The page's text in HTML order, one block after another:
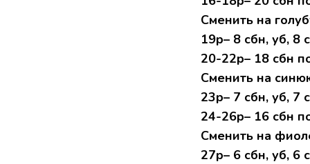
Сменить на
19р– 8 сбн, уб, 8
20-22р– 18 сбн
Сменить на
23р– 7 сбн, уб, 7
24-26р– 16 сбн
Сменить на
27р– 6 сбн, уб, 6